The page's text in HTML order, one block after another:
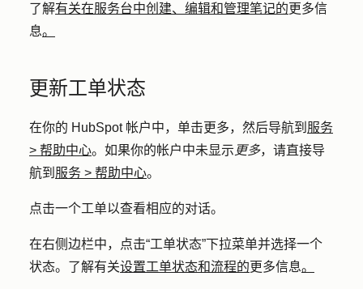
了解有关在服务台中创建、编辑和管理笔记的更多信
息。
更新工单状态
在你的 HubSpot 帐户中，单击更多，然后导航到 服务
> 帮助中心。如果你的帐户中未显示 更多，请直接导
航到 服务 > 帮助中心。
点击一个工单以查看相应的对话。
在右侧边栏中，点击“工单状态”下拉菜单并选择一个
状态。了解有关设置工单状态和流程的更多信息。